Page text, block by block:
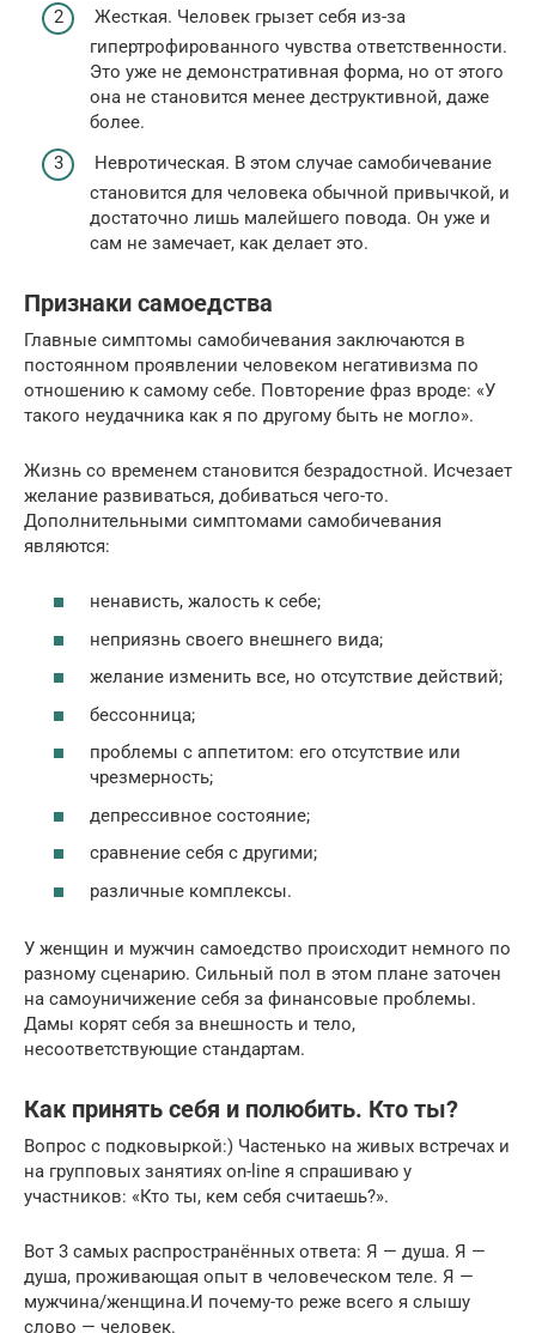
Жесткая. Человек грызет себя из-за
гипертрофированного чувства ответственности.
Это уже не демонстративная форма, но от этого
она не становится менее деструктивной, даже
более.
Невротическая. В этом случае самобичевание
становится для человека обычной привычкой, и
достаточно лишь малейшего повода. Он уже и
сам не замечает, как делает это.
Признаки самоедства
Главные симптомы самобичевания заключаются в
постоянном проявлении человеком негативизма по
отношению к самому себе. Повторение фраз вроде: «У
такого неудачника как я по другому быть не могло».
Жизнь со временем становится безрадостной. Исчезает
желание развиваться, добиваться чего-то.
Дополнительными симптомами самобичевания
являются:
ненависть, жалость к себе;
неприязнь своего внешнего вида;
желание изменить все, но отсутствие действий;
бессонница;
проблемы с аппетитом: его отсутствие или
чрезмерность;
депрессивное состояние;
сравнение себя с другими;
различные комплексы.
У женщин и мужчин самоедство происходит немного по
разному сценарию. Сильный пол в этом плане заточен
на самоуничижение себя за финансовые проблемы.
Дамы корят себя за внешность и тело,
несоответствующие стандартам.
Как принять себя и полюбить. Кто ты?
Вопрос с подковыркой:) Частенько на живых встречах и
на групповых занятиях on-line я спрашиваю у
участников: «Кто ты, кем себя считаешь?».
Вот 3 самых распространённых ответа: Я — душа. Я —
душа, проживающая опыт в человеческом теле. Я —
мужчина/женщина.И почему-то реже всего я слышу
слово — человек.